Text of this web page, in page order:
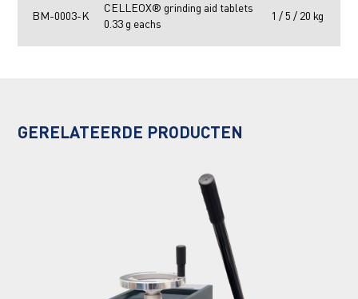
BM-0003-K
CELLEOX® grinding aid tablets
0.33 g eachs
1 / 5 / 20 kg
GERELATEERDE PRODUCTEN